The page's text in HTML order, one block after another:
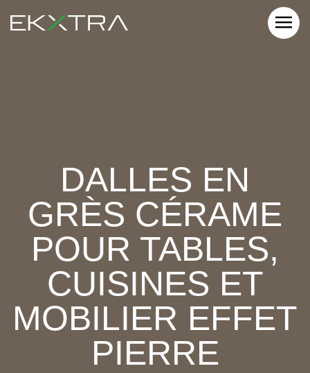
DALLES EN
GRÈS CÉRAME
POUR TABLES,
CUISINES ET
MOBILIER EFFET
PIERRE